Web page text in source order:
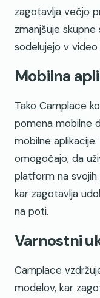
zagotavlja večjo
zmanjšuje
sodelujejo v video
Mobilna
Tako Camplace
pomena mobilne
mobilne
omogočajo, da
platform na
kar zagotavlja
na poti.
Varnostni
Camplace
modelov, kar